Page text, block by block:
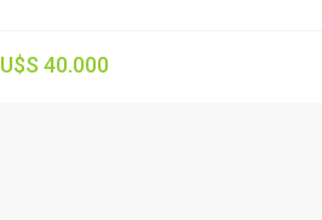
U$S 40.000